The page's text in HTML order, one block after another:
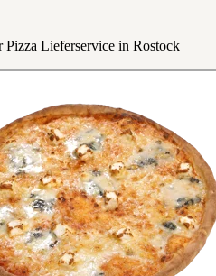
Lieferservice in Rostock